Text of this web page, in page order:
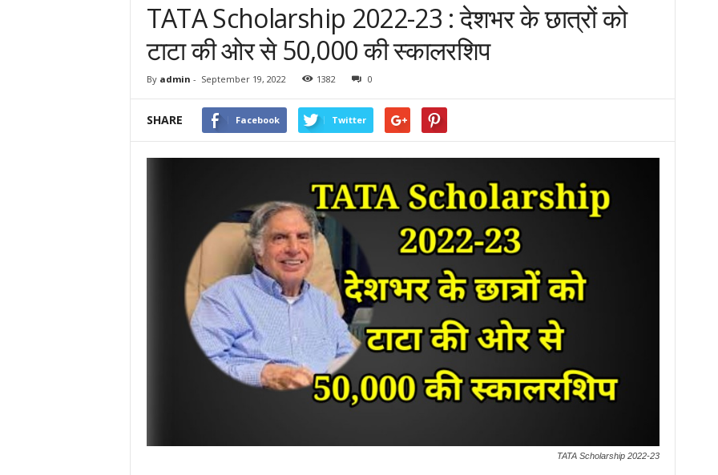
TATA Scholarship 2022-23 : देशभर के छात्रों को
टाटा की ओर से 50,000 की स्कालरशिप
By admin - September 19, 2022 1382 0
SHARE Facebook Twitter
TATA Scholarship 2022-23